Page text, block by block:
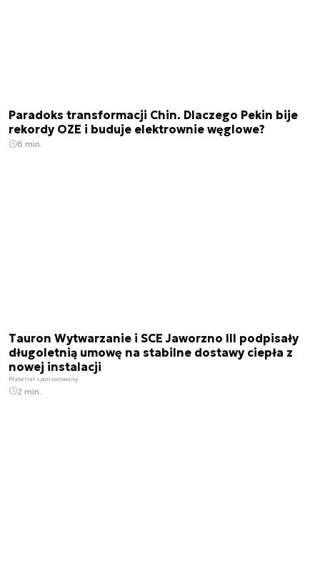
Paradoks transformacji Chin. Dlaczego Pekin bije
rekordy OZE i buduje elektrownie węglowe?
6 min.
Tauron Wytwarzanie i SCE Jaworzno III podpisały
długoletnią umowę na stabilne dostawy ciepła z
nowej instalacji
Materiał sponsorowany
2 min.